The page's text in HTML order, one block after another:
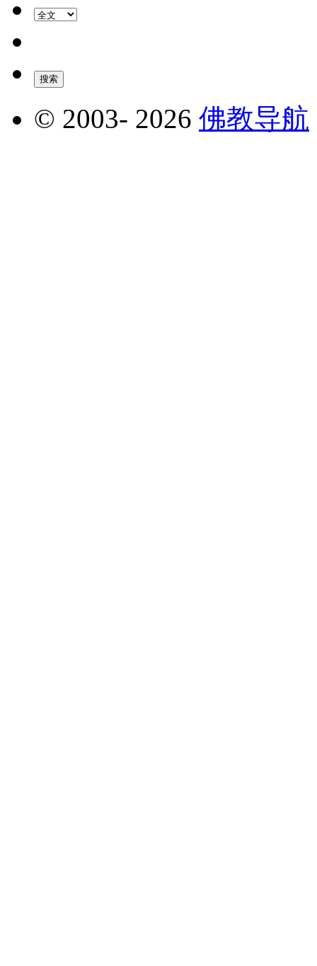
© 2003- 2026 佛教导航